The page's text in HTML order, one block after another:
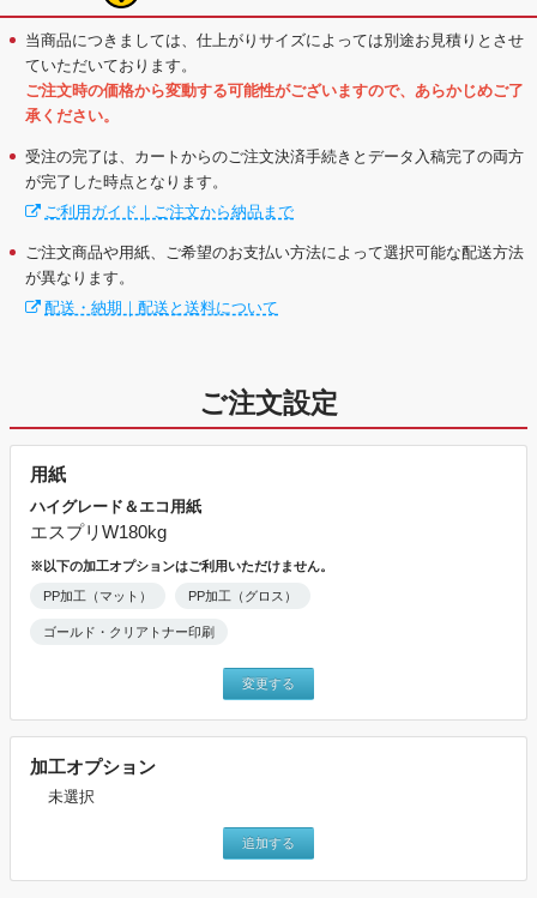
当商品につきましては、仕上がりサイズによっては別途お見積りとさせ
ていただいております。
ご注文時の価格から変動する可能性がございますので、あらかじめご了
承ください。
受注の完了は、カートからのご注文決済手続きとデータ入稿完了の両方
が完了した時点となります。
ご利用ガイド｜ご注文から納品まで
ご注文商品や用紙、ご希望のお支払い方法によって選択可能な配送方法
が異なります。
配送・納期｜配送と送料について
ご注文設定
用紙
ハイグレード＆エコ用紙
エスプリW180kg
※以下の加工オプションはご利用いただけません。
PP加工（マット） PP加工（グロス）
ゴールド・クリアトナー印刷
変更する
加工オプション
未選択
追加する